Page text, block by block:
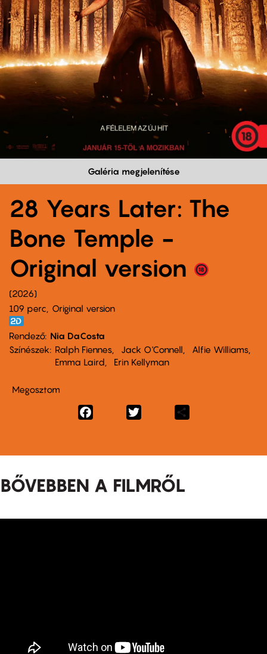
Galéria megjelenítése
28 Years Later: The
Bone Temple -
Original version
2026
109 perc,
Original version
Rendező Nia DaCosta
Színészek
Ralph Fiennes Jack O'Connell
Alfie Williams
Emma Laird
Erin Kellyman
Megosztom
Facebook
BŐVEBBEN A FILMRŐL